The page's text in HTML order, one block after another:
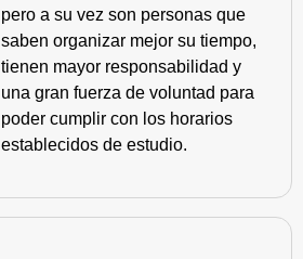
pero a su vez son personas que
saben organizar mejor su tiempo,
tienen mayor responsabilidad y
una gran fuerza de voluntad para
poder cumplir con los horarios
establecidos de estudio.